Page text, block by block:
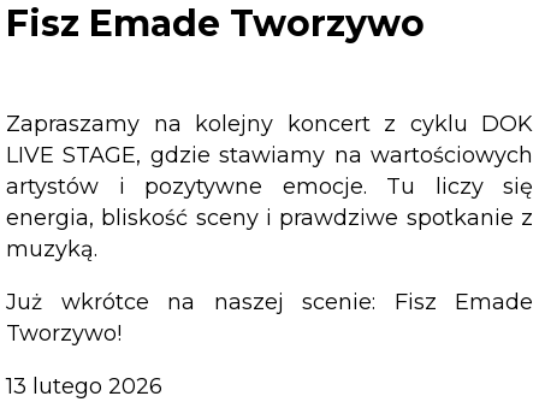
Fisz Emade Tworzywo
Zapraszamy na kolejny koncert z cyklu DOK
LIVE STAGE, gdzie stawiamy na wartościowych
artystów i pozytywne emocje. Tu liczy się
energia, bliskość sceny i prawdziwe spotkanie z
muzyką.
Już wkrótce na naszej scenie: Fisz Emade
Tworzywo!
13 lutego 2026